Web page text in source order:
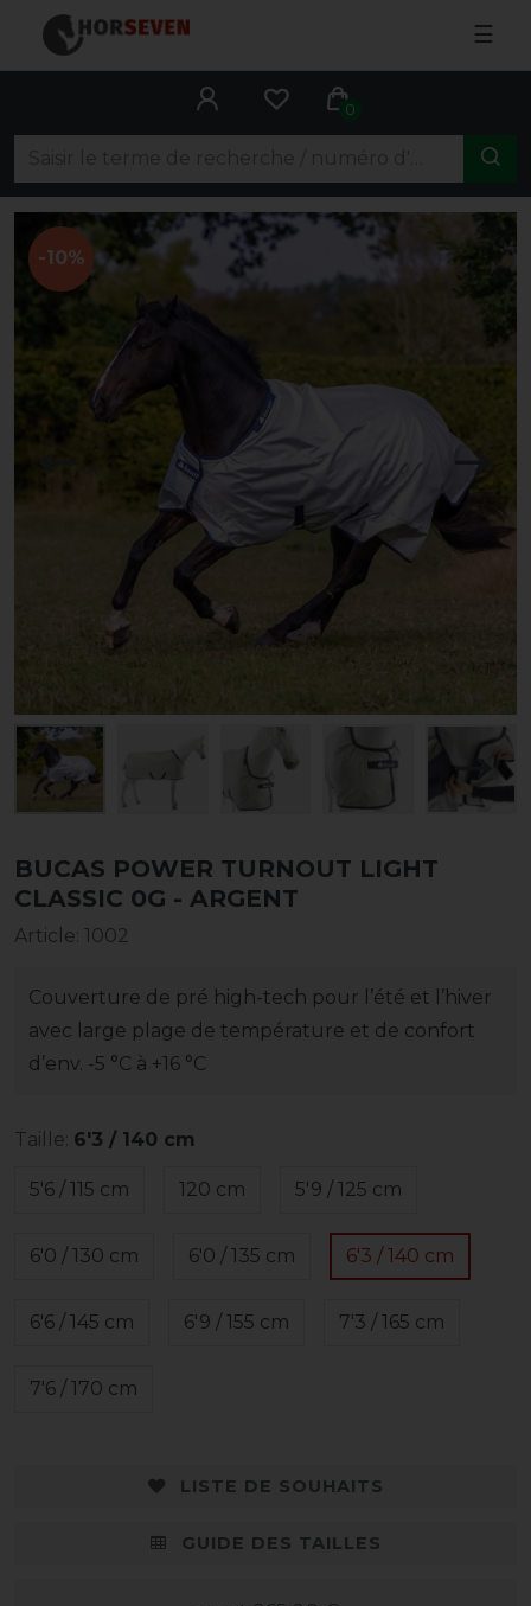
☰
0
-10%
BUCAS POWER TURNOUT LIGHT
CLASSIC 0G - ARGENT
Article: 1002
Couverture de pré high-tech pour l’été et l’hiver
avec large plage de température et de confort
d’env. -5 °C à +16 °C
Taille: 6'3 / 140 cm
5'6 / 115 cm 120 cm 5'9 / 125 cm
6'0 / 130 cm 6'0 / 135 cm 6'3 / 140 cm
6'6 / 145 cm 6'9 / 155 cm 7'3 / 165 cm
7'6 / 170 cm
LISTE DE SOUHAITS
GUIDE DES TAILLES